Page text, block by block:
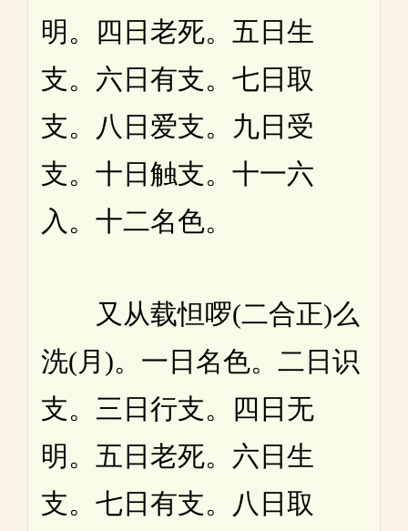
明。四日老死。五日生
支。六日有支。七日取
支。八日爱支。九日受
支。十日触支。十一六
入。十二名色。
又从载怛啰(二合正)么
洗(月)。一日名色。二日识
支。三日行支。四日无
明。五日老死。六日生
支。七日有支。八日取